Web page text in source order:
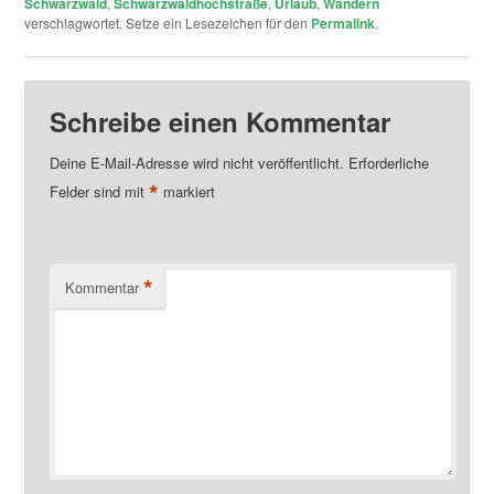
Schapbach
verschlagwortet. Setze ein Lesezeichen für den Permalink.
Schreibe einen Kommentar
Deine E-Mail-Adresse wird nicht veröffentlicht. Erforderliche
Felder sind mit * markiert
Kommentar *